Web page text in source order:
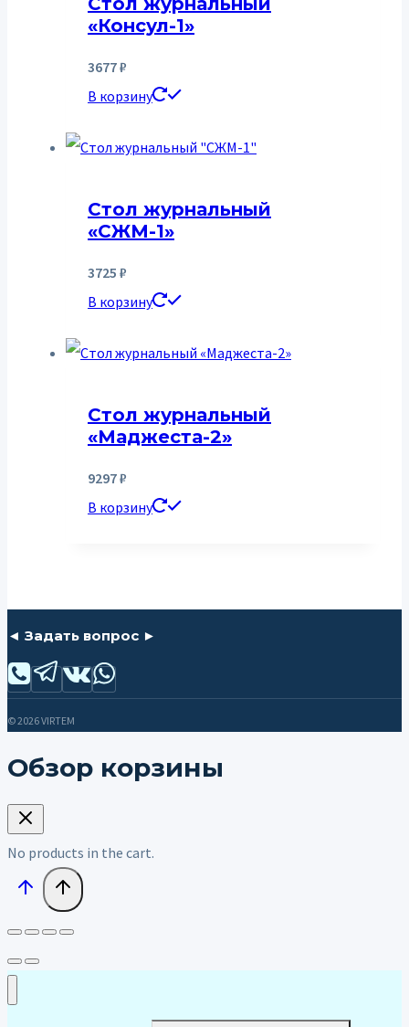
«Консул-1»
3677₽
В корзину
Стол журнальный
«СЖМ-1»
3725 ₽
В корзину
Стол журнальный
«Маджеста-2»
9297₽
В корзину
◄ Задать вопрос ►
© 2026 VIRTEM
Обзор корзины
No products in the cart.